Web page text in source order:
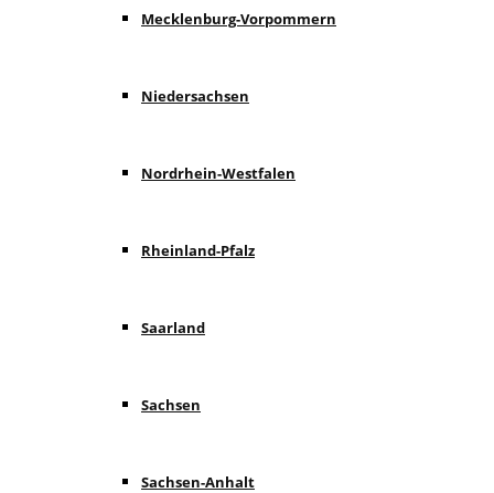
Mecklenburg-Vorpommern
Niedersachsen
Nordrhein-Westfalen
Rheinland-Pfalz
Saarland
Sachsen
Sachsen-Anhalt